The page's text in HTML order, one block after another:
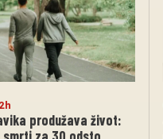
produžava život: